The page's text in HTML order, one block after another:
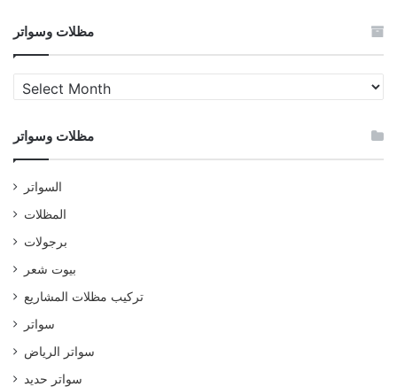
مظلات وسواتر
مظلات
وسواتر
مظلات وسواتر
السواتر
المظلات
برجولات
بيوت شعر
تركيب مظلات المشاريع
سواتر
سواتر الرياض
سواتر حديد